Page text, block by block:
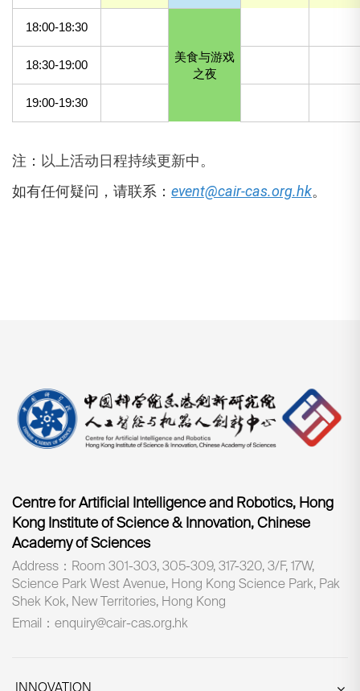
18:00-18:30
美食与游戏
之夜
18:30-19:00
19:00-19:30
注： 以上活动日程持续更新中。
如有任何疑问，请联系： event@cair-cas.org.hk。
Centre for Artificial Intelligence and Robotics, Hong
Kong Institute of Science & Innovation, Chinese
Academy of Sciences
Address：Room 301-303, 305-309, 317-320, 3/F, 17W,
Science Park West Avenue, Hong Kong Science Park, Pak
Shek Kok, New Territories, Hong Kong
Email：enquiry@cair-cas.org.hk
INNOVATION